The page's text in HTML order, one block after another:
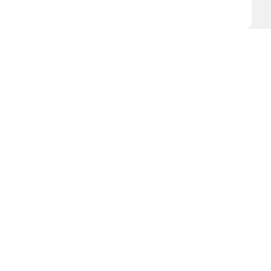
y descubre todo lo que tenemos para ofrecerte!